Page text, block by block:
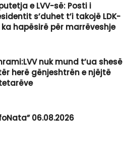
e LVV-së: Posti i
s’duhet t’i takojë LDK-
ka hapësirë për marrëveshje
nuk mund t’ua shesë
herë gënjeshtrën e njëjtë
06.08.2026